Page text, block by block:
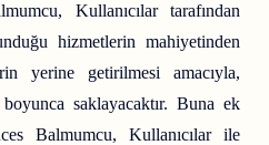
Kullanıcılar tarafından
hizmetlerin mahiyetinden
yerine getirilmesi amacıyla,
saklayacaktır. Buna ek
Balmumcu, Kullanıcılar ile